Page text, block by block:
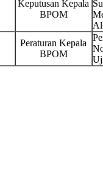
Keputusan Kepala
BPOM
Peraturan Kepala
BPOM